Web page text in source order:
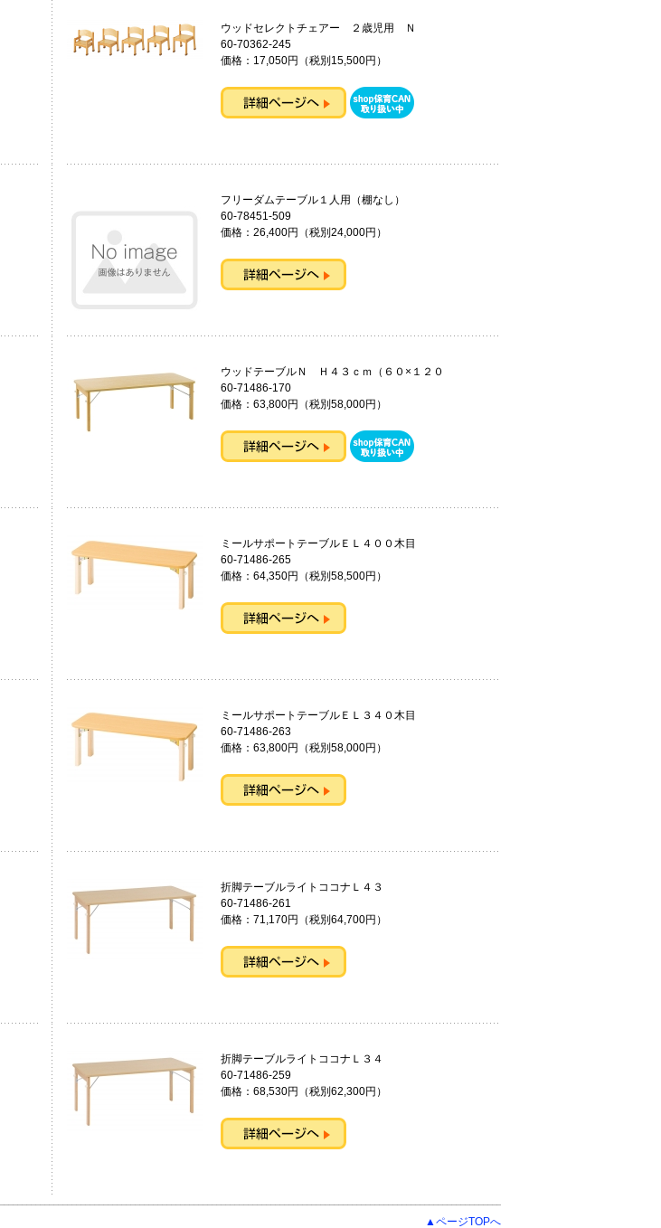
ウッドセレクトチェアー ２歳児用 Ｎ
60-70362-245
価格：17,050円（税別15,500円）
フリーダムテーブル１人用（棚なし）
60-78451-509
価格：26,400円（税別24,000円）
ウッドテーブルＮ Ｈ４３ｃｍ（６０×１２０
60-71486-170
価格：63,800円（税別58,000円）
ミールサポートテーブルＥＬ４００木目
60-71486-265
価格：64,350円（税別58,500円）
ミールサポートテーブルＥＬ３４０木目
60-71486-263
価格：63,800円（税別58,000円）
折脚テーブルライトココナＬ４３
60-71486-261
価格：71,170円（税別64,700円）
折脚テーブルライトココナＬ３４
60-71486-259
価格：68,530円（税別62,300円）
▲ページTOPへ